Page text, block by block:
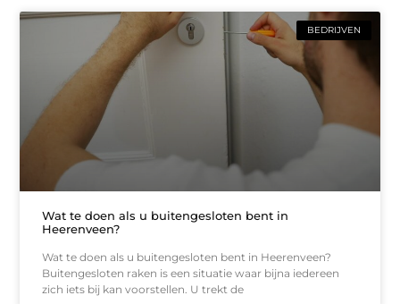
BEDRIJVEN
Wat te doen als u buitengesloten bent in
Heerenveen?
Wat te doen als u buitengesloten bent in Heerenveen?
Buitengesloten raken is een situatie waar bijna iedereen
zich iets bij kan voorstellen. U trekt de